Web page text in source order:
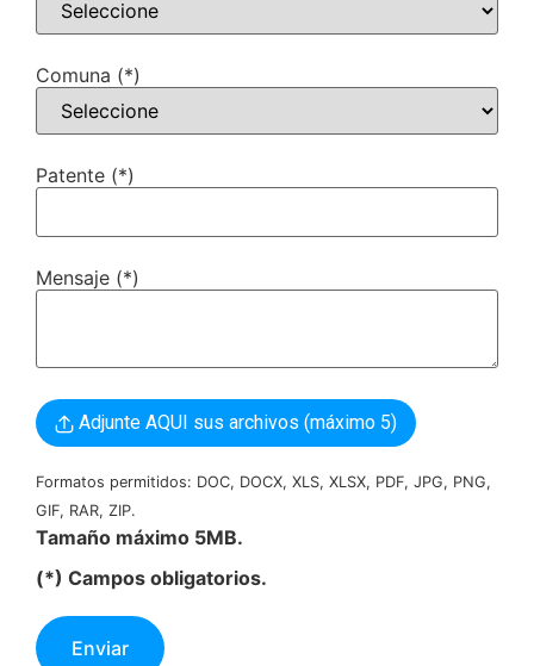
Comuna (*)
Patente (*)
Mensaje (*)
Adjunte AQUI sus archivos (máximo 5)
Formatos permitidos: DOC, DOCX, XLS, XLSX, PDF, JPG, PNG,
GIF, RAR, ZIP.
Tamaño máximo 5MB.
(*) Campos obligatorios.
Enviar